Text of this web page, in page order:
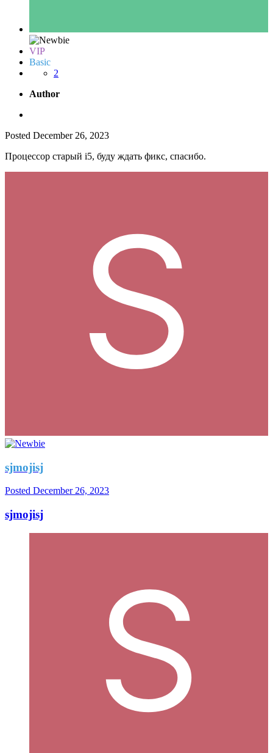
VIP
Basic
2
Author
Posted December 26, 2023
Процессор старый i5, буду ждать фикс, спасибо.
sjmojisj
Posted December 26, 2023
sjmojisj